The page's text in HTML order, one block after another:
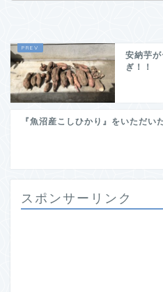
安納芋
ぎ！！
『魚沼産こしひかり』をいただい
スポンサーリンク